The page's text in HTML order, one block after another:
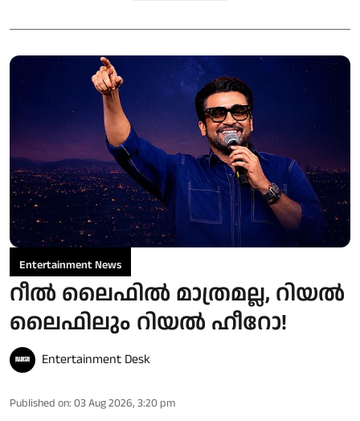
Entertainment News
റീൽ ലൈഫിൽ മാത്രമല്ല, റിയൽ
ലൈഫിലും റിയൽ ഹീറോ!
Entertainment Desk
Published on: 03 Aug 2026, 3:20 pm